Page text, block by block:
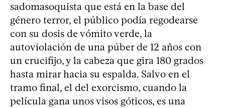
sadomasoquista que está en la base del
género terror, el público podía regodearse
con su dosis de vómito verde, la
autoviolación de una púber de 12 años con
un crucifijo, y la cabeza que gira 180 grados
hasta mirar hacia su espalda. Salvo en el
tramo final, el del exorcismo, cuando la
película gana unos visos góticos, es una